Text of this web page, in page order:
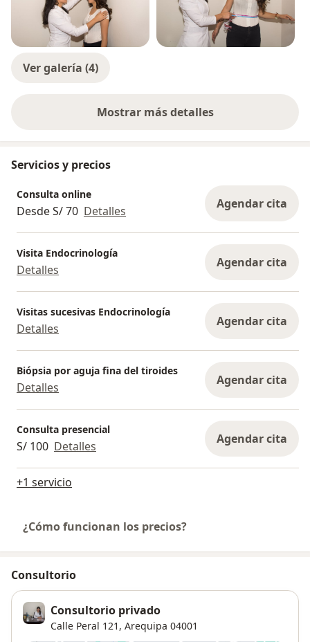
Ver galería (4)
Mostrar más detalles
sobre la experiencia
Servicios y precios
Consulta online
Desde S/ 70 Detalles Agendar cita
Visita Endocrinología
Detalles Agendar cita
Visitas sucesivas Endocrinología
Detalles Agendar cita
Biópsia por aguja fina del tiroides
Detalles Agendar cita
Consulta presencial
S/ 100 Detalles Agendar cita
+1 servicio
¿Cómo funcionan los precios?
Consultorio
Consultorio privado
Calle Peral 121, Arequipa 04001